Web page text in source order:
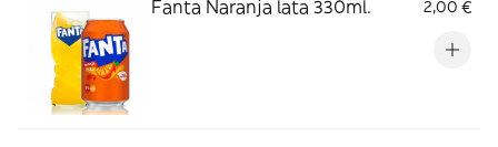
Fanta Naranja lata 330ml. 2,00 €